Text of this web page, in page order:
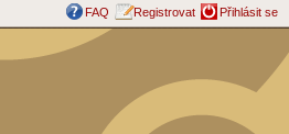
FAQ Registrovat Přihlásit se